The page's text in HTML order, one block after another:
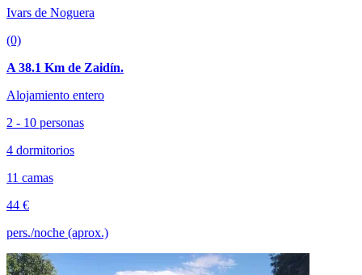
Ivars de Noguera
(0)
A 38.1 Km de Zaidín.
Alojamiento entero
2 - 10 personas
4 dormitorios
11 camas
44 €
pers./noche (aprox.)